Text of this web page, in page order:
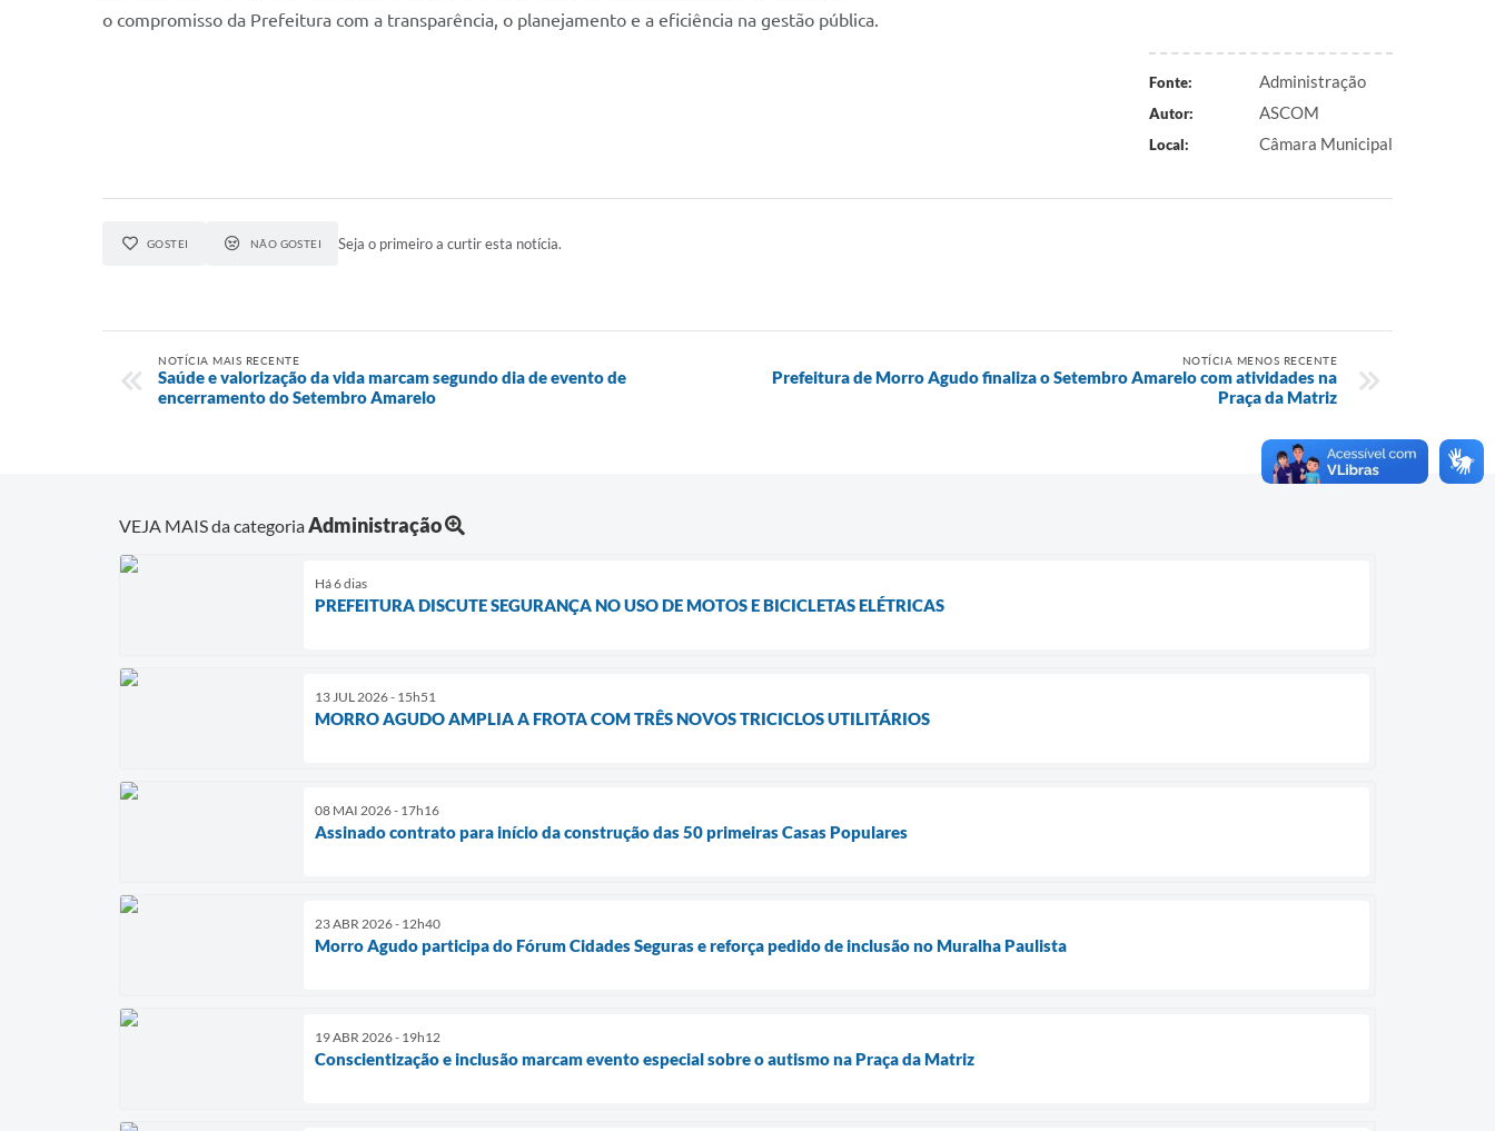
o compromisso da Prefeitura com a transparência, o planejamento e a eficiência na gestão pública.
Fonte: Administração
Autor: ASCOM
Local: Câmara Municipal
GOSTEI NÃO GOSTEI Seja o primeiro a curtir esta notícia.
NOTÍCIA MAIS RECENTE
Saúde e valorização da vida marcam segundo dia de evento de
encerramento do Setembro Amarelo
NOTÍCIA MENOS RECENTE
Prefeitura de Morro Agudo finaliza o Setembro Amarelo com atividades na
Praça da Matriz
VEJA MAIS da categoriaAdministração
Há 6 dias
PREFEITURA DISCUTE SEGURANÇA NO USO DE MOTOS E BICICLETAS ELÉTRICAS
13 JUL 2026 - 15h51
MORRO AGUDO AMPLIA A FROTA COM TRÊS NOVOS TRICICLOS UTILITÁRIOS
08 MAI 2026 - 17h16
Assinado contrato para início da construção das 50 primeiras Casas Populares
23 ABR 2026 - 12h40
Morro Agudo participa do Fórum Cidades Seguras e reforça pedido de inclusão no Muralha Paulista
19 ABR 2026 - 19h12
Conscientização e inclusão marcam evento especial sobre o autismo na Praça da Matriz